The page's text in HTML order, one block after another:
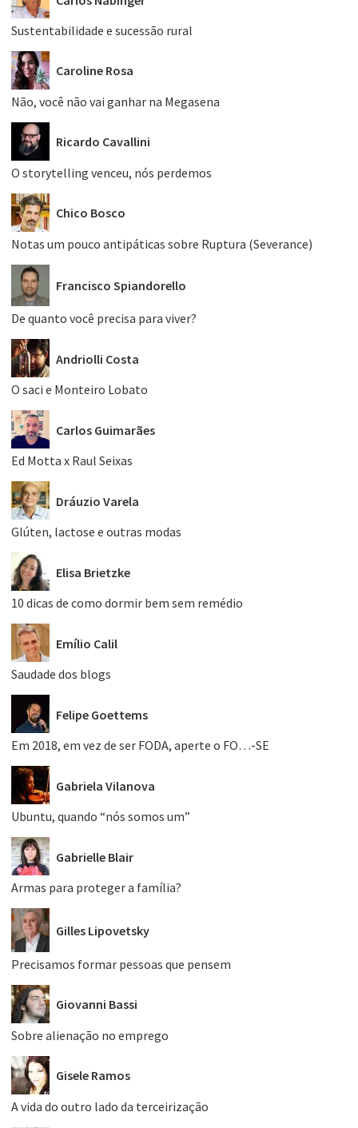
Sustentabilidade e sucessão rural
Caroline Rosa
Não, você não vai ganhar na Megasena
Ricardo Cavallini
O storytelling venceu, nós perdemos
Chico Bosco
Notas um pouco antipáticas sobre Ruptura (Severance)
Francisco Spiandorello
De quanto você precisa para viver?
Andriolli Costa
O saci e Monteiro Lobato
Carlos Guimarães
Ed Motta x Raul Seixas
Dráuzio Varela
Glúten, lactose e outras modas
Elisa Brietzke
10 dicas de como dormir bem sem remédio
Emílio Calil
Saudade dos blogs
Felipe Goettems
Em 2018, em vez de ser FODA, aperte o FO…-SE
Gabriela Vilanova
Ubuntu, quando “nós somos um”
Gabrielle Blair
Armas para proteger a família?
Gilles Lipovetsky
Precisamos formar pessoas que pensem
Giovanni Bassi
Sobre alienação no emprego
Gisele Ramos
A vida do outro lado da terceirização